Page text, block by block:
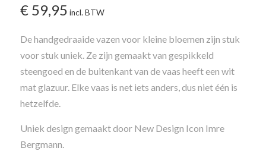
€ 59,95 incl. BTW
De handgedraaide vazen ​​voor kleine bloemen zijn stuk
voor stuk uniek. Ze zijn gemaakt van gespikkeld
steengoed en de buitenkant van de vaas heeft een wit
mat glazuur. Elke vaas is net iets anders, dus niet één is
hetzelfde.
Uniek design gemaakt door New Design Icon Imre
Bergmann.